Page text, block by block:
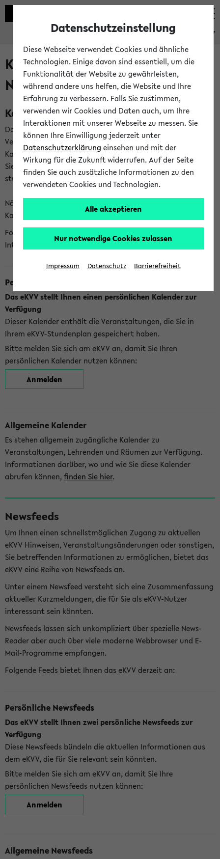
eKVV
Kalenderintegration und
Newsfeeds
Kalenderintegration
Das eKVV bietet Ihnen die Möglichkeit,
Veranstaltungstermine in eine Vielzahl von
Kalenderanwendungen einzubinden. Auf diese Weise können
Sie einen gemeinsamen Überblick über Ihre privaten und
studienbezogenen Termine erhalten.
Näheres zu Vorteilen und Funktionsweise der
Kalenderintegration können Sie auf unserer
Folgende Kalender bietet Ihnen das eKVV derzeit zur
Integration an:
Persönlicher Kalender
Das eKVV stellt Ihnen einen persönlichen Kalender zur
Verfügung
Dieser Kalender enthält die Veranstaltungen, die Sie in
Ihrem eKVV-Stundenplan gespeichert haben.
Bitte melden Sie sich am eKVV an, damit Sie Ihren
persönlichen Kalender nutzen können:
Anmelden
Allgemeine Kalender
Es stehen allgemein zugängliche Kalender zu
Veranstaltungen, Lehrenden und Räumen zur Verfügung.
Informationen darüber, wo und wie Sie diese Kalender
abrufen können, finden Sie hier.
Newsfeeds
Um Ihnen einen schnellstmöglichen Zugang zu aktuellen
eKVV Hinweisen, Veranstaltungsänderungen oder sonstigen,
Sie betreffenden Informationen zu ermöglichen, bietet das
eKVV eine Reihe von Newsfeeds an.
Unter einem Newsfeed versteht sich eine Zusammenfassung
aktueller Kurzmeldungen, die für Sie als eKVV-Nutzer
interessant sein könnten.
Newsfeeds lassen sich unkompliziert über spezielle News-
Reader aber auch über viele moderne Webbrowser und E-
Mail-Programme empfangen.
Folgende Feeds bietet Ihnen das eKVV derzeit an:
Persönliche Newsfeeds
Das eKVV stellt Ihnen zwei persönliche Newsfeeds zur
Verfügung
Diese Newsfeeds bündeln die aktuellen Informationen aus
dem eKVV, die für Sie relevant sein könnten.
Bitte melden Sie sich am eKVV an, damit Sie Ihre
persönlichen Newsfeeds nutzen können:
Anmelden
Allgemeine Newsfeeds
Datenschutzeinstellung
Diese Webseite verwendet Cookies und ähnliche
Technologien. Einige davon sind essentiell, um die
Funktionalität der Website zu gewährleisten,
während andere uns helfen, die Website und Ihre
Erfahrung zu verbessern. Falls Sie zustimmen,
verwenden wir Cookies und Daten auch, um Ihre
Interaktionen mit unserer Webseite zu messen. Sie
können Ihre Einwilligung jederzeit unter
Datenschutzerklärung einsehen und mit der
Wirkung für die Zukunft widerrufen. Auf der Seite
finden Sie auch zusätzliche Informationen zu den
verwendeten Cookies und Technologien.
Alle akzeptieren
Nur notwendige Cookies zulassen
Impressum Datenschutz Barrierefreiheit